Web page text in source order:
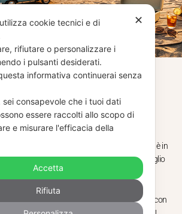
Vendita Vinili Usati | P.IVA 12240940960
NextWebStudio
✕
cookie tecnici e di
rifiutare o personalizzare i
i pulsanti desiderati.
informativa continuerai senza
consapevole che i tuoi dati
essere raccolti allo scopo di
e misurare l'efficacia della
Accetta
Rifiuta
CHIUSURA
ESTIVA
Dal 29 luglio al 31 agosto venditaviniliusati.it è in
pausa estiva. Gli ordini ricevuti entro il 29 luglio
saranno spediti regolarmente.
Torniamo il 1 settembre, pronti a riprendere con